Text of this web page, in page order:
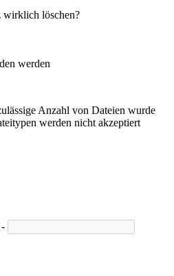
wirklich löschen?
werden
Anzahl von Dateien wurde
werden nicht akzeptiert
-